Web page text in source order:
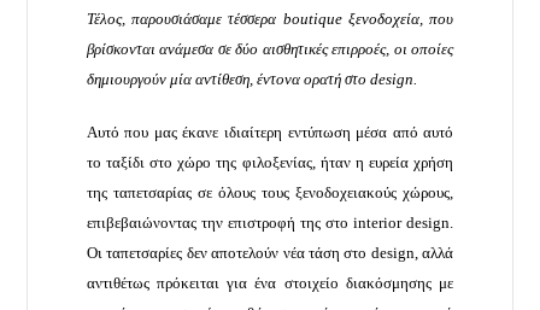
Τέλος, παρουσιάσαμε τέσσερα boutique ξενοδοχεία, που
βρίσκονται ανάμεσα σε δύο αισθητικές επιρροές, οι οποίες
δημιουργούν μία αντίθεση, έντονα ορατή στο design.
Αυτό που μας έκανε ιδιαίτερη εντύπωση μέσα από αυτό
το ταξίδι στο χώρο της φιλοξενίας, ήταν η ευρεία χρήση
της ταπετσαρίας σε όλους τους ξενοδοχειακούς χώρους,
επιβεβαιώνοντας την επιστροφή της στο interior design.
Οι ταπετσαρίες δεν αποτελούν νέα τάση στο design, αλλά
αντιθέτως πρόκειται για ένα στοιχείο διακόσμησης με